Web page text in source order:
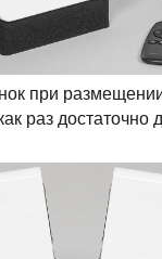
при
раз достаточно